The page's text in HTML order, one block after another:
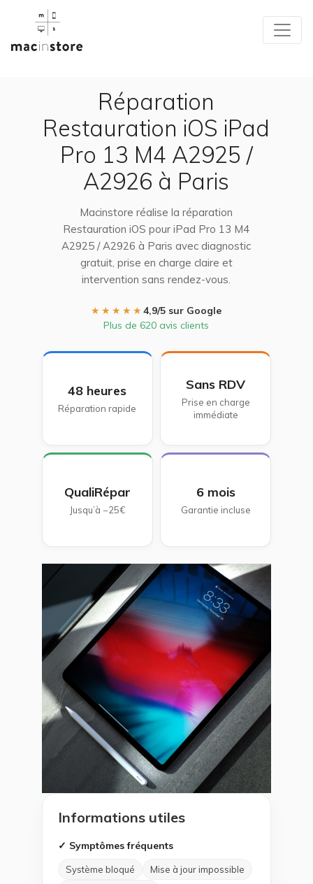
Réparation
Restauration iOS iPad
Pro 13 M4 A2925 /
A2926 à Paris
Macinstore réalise la réparation
Restauration iOS pour iPad Pro 13 M4
A2925 / A2926 à Paris avec diagnostic
gratuit, prise en charge claire et
intervention sans rendez-vous.
★★★★★4,9/5 sur Google
Plus de 620 avis clients
48 heures
Réparation rapide
Sans RDV
Prise en charge
immédiate
QualiRépar
Jusqu’à −25€
6 mois
Garantie incluse
Informations utiles
✓ Symptômes fréquents
Système bloqué
Mise à jour impossible